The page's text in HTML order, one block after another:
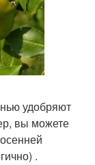
удобряют
вы можете
.